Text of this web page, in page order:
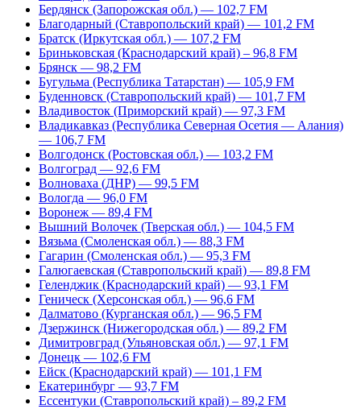
Бердянск (Запорожская обл.) — 102,7 FM
Благодарный (Ставропольский край) — 101,2 FM
Братск (Иркутская обл.) — 107,2 FM
Бриньковская (Краснодарский край) – 96,8 FM
Брянск — 98,2 FM
Бугульма (Республика Татарстан) — 105,9 FM
Буденновск (Ставропольский край) — 101,7 FM
Владивосток (Приморский край) — 97,3 FM
Владикавказ (Республика Северная Осетия — Алания)
— 106,7 FM
Волгодонск (Ростовская обл.) — 103,2 FM
Волгоград — 92,6 FM
Волноваха (ДНР) — 99,5 FM
Вологда — 96,0 FM
Воронеж — 89,4 FM
Вышний Волочек (Тверская обл.) — 104,5 FM
Вязьма (Смоленская обл.) — 88,3 FM
Гагарин (Смоленская обл.) — 95,3 FM
Галюгаевская (Ставропольский край) — 89,8 FM
Геленджик (Краснодарский край) — 93,1 FM
Геническ (Херсонская обл.) — 96,6 FM
Далматово (Курганская обл.) — 96,5 FM
Дзержинск (Нижегородская обл.) — 89,2 FM
Димитровград (Ульяновская обл.) — 97,1 FM
Донецк — 102,6 FM
Ейск (Краснодарский край) — 101,1 FM
Екатеринбург — 93,7 FM
Ессентуки (Ставропольский край) – 89,2 FM